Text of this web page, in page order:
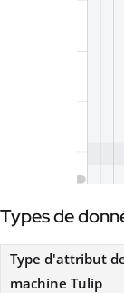
Types de
Type d'attribut
machine Tulip